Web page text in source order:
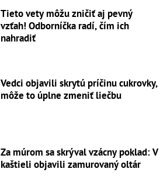
Tieto vety môžu zničiť aj pevný
vzťah! Odborníčka radí, čím ich
nahradiť
Vedci objavili skrytú príčinu cukrovky,
môže to úplne zmeniť liečbu
Za múrom sa skrýval vzácny poklad: V
kaštieli objavili zamurovaný oltár